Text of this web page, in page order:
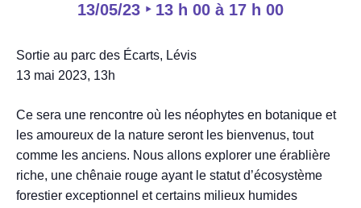
13/05/23 ‣ 13 h 00 à 17 h 00
Sortie au parc des Écarts, Lévis
13 mai 2023, 13h
Ce sera une rencontre où les néophytes en botanique et
les amoureux de la nature seront les bienvenus, tout
comme les anciens. Nous allons explorer une érablière
riche, une chênaie rouge ayant le statut d’écosystème
forestier exceptionnel et certains milieux humides